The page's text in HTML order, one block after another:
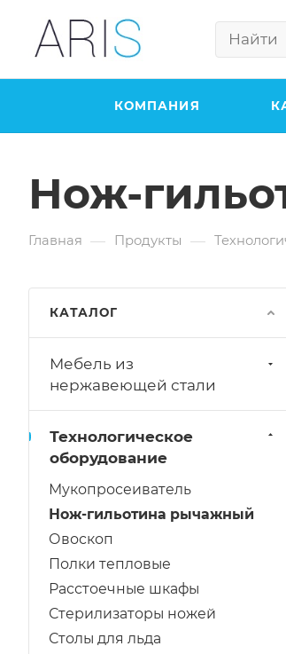
КОМПАНИЯ
Нож-
Главная — Продукты —
КАТАЛОГ
Мебель из
нержавеющей стали
Технологическое
оборудование
Мукопросеиватель
Нож-гильотина рычажный
Овоскоп
Полки тепловые
Расстоечные шкафы
Стерилизаторы ножей
Столы для льда